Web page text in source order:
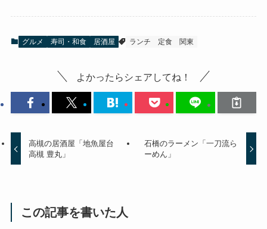
グルメ 寿司・和食 居酒屋 ランチ 定食 関東
よかったらシェアしてね！
高槻の居酒屋「地魚屋台
高槻 豊丸」
石橋のラーメン「一刀流ら
ーめん」
この記事を書いた人